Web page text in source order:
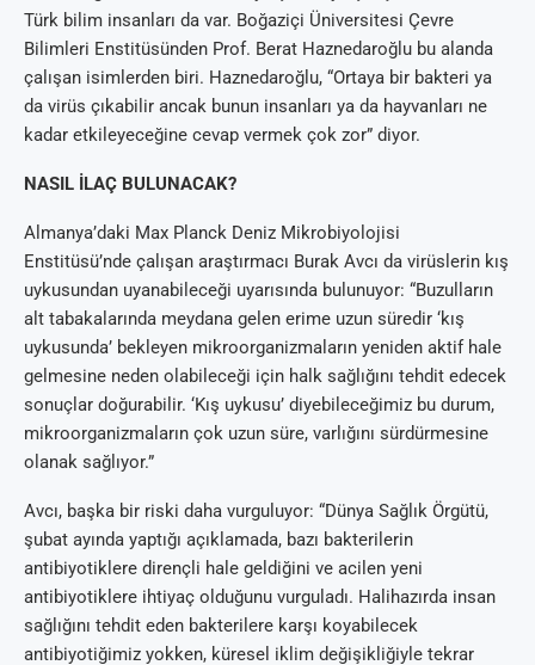
Türk bilim insanları da var. Boğaziçi Üniversitesi Çevre
Bilimleri Enstitüsünden Prof. Berat Haznedaroğlu bu alanda
çalışan isimlerden biri. Haznedaroğlu, “Ortaya bir bakteri ya
da virüs çıkabilir ancak bunun insanları ya da hayvanları ne
kadar etkileyeceğine cevap vermek çok zor” diyor.
NASIL İLAÇ BULUNACAK?
Almanya’daki Max Planck Deniz Mikrobiyolojisi
Enstitüsü’nde çalışan araştırmacı Burak Avcı da virüslerin kış
uykusundan uyanabileceği uyarısında bulunuyor: “Buzulların
alt tabakalarında meydana gelen erime uzun süredir ‘kış
uykusunda’ bekleyen mikroorganizmaların yeniden aktif hale
gelmesine neden olabileceği için halk sağlığını tehdit edecek
sonuçlar doğurabilir. ‘Kış uykusu’ diyebileceğimiz bu durum,
mikroorganizmaların çok uzun süre, varlığını sürdürmesine
olanak sağlıyor.”
Avcı, başka bir riski daha vurguluyor: “Dünya Sağlık Örgütü,
şubat ayında yaptığı açıklamada, bazı bakterilerin
antibiyotiklere dirençli hale geldiğini ve acilen yeni
antibiyotiklere ihtiyaç olduğunu vurguladı. Halihazırda insan
sağlığını tehdit eden bakterilere karşı koyabilecek
antibiyotiğimiz yokken, küresel iklim değişikliğiyle tekrar